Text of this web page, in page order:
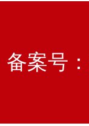
备案号：